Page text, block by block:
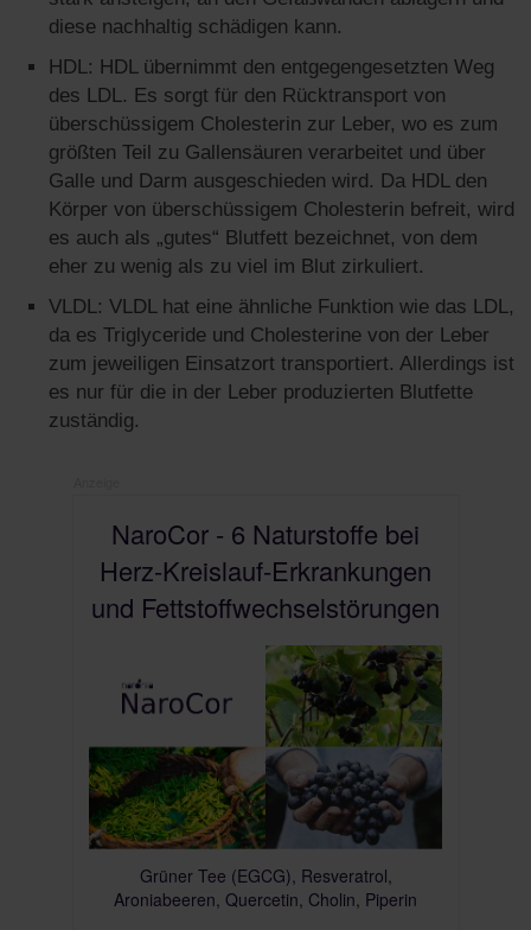
diese nachhaltig schädigen kann.
HDL: HDL übernimmt den entgegengesetzten Weg
des LDL. Es sorgt für den Rücktransport von
überschüssigem Cholesterin zur Leber, wo es zum
größten Teil zu Gallensäuren verarbeitet und über
Galle und Darm ausgeschieden wird. Da HDL den
Körper von überschüssigem Cholesterin befreit, wird
es auch als „gutes“ Blutfett bezeichnet, von dem
eher zu wenig als zu viel im Blut zirkuliert.
VLDL: VLDL hat eine ähnliche Funktion wie das LDL,
da es Triglyceride und Cholesterine von der Leber
zum jeweiligen Einsatzort transportiert. Allerdings ist
es nur für die in der Leber produzierten Blutfette
zuständig.
NaroCor - 6 Naturstoffe bei
Herz-Kreislauf-Erkrankungen
und Fettstoffwechselstörungen
Grüner Tee (EGCG), Resveratrol,
Aroniabeeren, Quercetin, Cholin, Piperin